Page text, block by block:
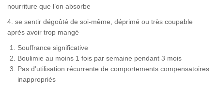
nourriture que l’on absorbe
4. se sentir dégoûté de soi-même, déprimé ou très coupable
après avoir trop mangé
Souffrance significative
Boulimie au moins 1 fois par semaine pendant 3 mois
Pas d’utilisation récurrente de comportements compensatoires
inappropriés